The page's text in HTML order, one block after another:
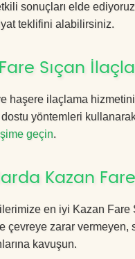
sonuçları elde
teklifini alabilirsiniz.
Sıçan
haşere ilaçlama
yöntemleri
geçin.
Kazan
en iyi Kazan
çevreye zarar vermeyen,
kavuşun.